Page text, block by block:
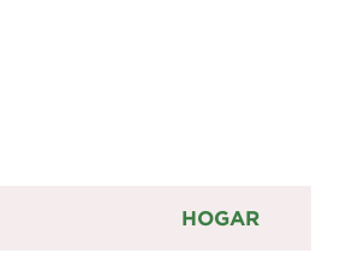
HOGAR